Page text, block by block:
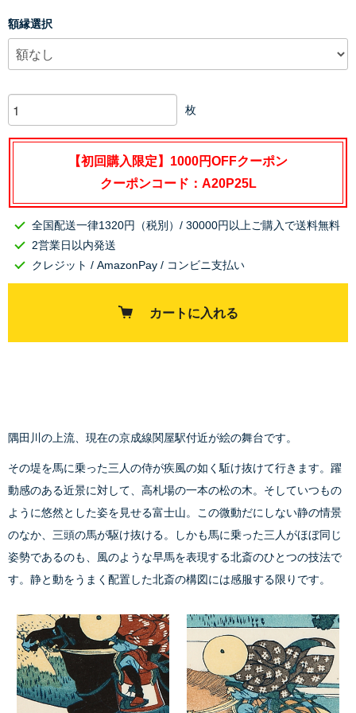
額縁選択
枚
【初回購入限定】1000円OFFクーポン
クーポンコード：A20P25L
全国配送一律1320円（税別）/ 30000円以上ご購入で送料無料
2営業日以内発送
クレジット / AmazonPay / コンビニ支払い
カートに入れる
隅田川の上流、現在の京成線関屋駅付近が絵の舞台です。
その堤を馬に乗った三人の侍が疾風の如く駈け抜けて行きます。躍
動感のある近景に対して、高札場の一本の松の木。そしていつもの
ように悠然とした姿を見せる富士山。この微動だにしない静の情景
のなか、三頭の馬が駆け抜ける。しかも馬に乗った三人がほぼ同じ
姿勢であるのも、風のような早馬を表現する北斎のひとつの技法で
す。静と動をうまく配置した北斎の構図には感服する限りです。